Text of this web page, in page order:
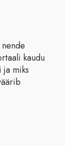
kaudu
ja miks